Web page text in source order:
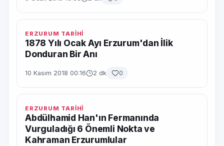
ERZURUM TARİHİ
1878 Yılı Ocak Ayı Erzurum'dan İlik
Donduran Bir Anı
10 Kasım 2018 00:16 2 dk 0
ERZURUM TARİHİ
Abdülhamid Han'ın Fermanında
Vurguladığı 6 Önemli Nokta ve
Kahraman Erzurumlular